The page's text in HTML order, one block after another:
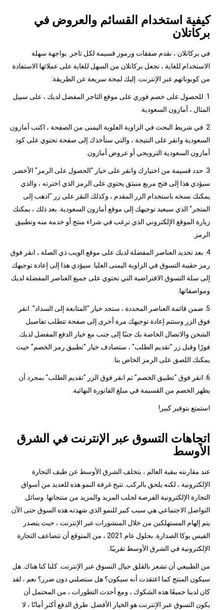
كيفية استخدام القسائم والعروض في
بركاتلان
في بركاتلان ، نقدم صفقات ورموز قسيمة لكل تاجر. بواجهة سهلة
الاستخدام للغاية ، تجعل بركاتلان من السهل للغاية على عملائها الاستفادة
من كوبوناتهم عبر الإنترنت. إليك لمحة سريعة عن الطريقة:
1. للحصول على خصم فوري على موقع التاجر المفضل لديك ، على سبيل
المثال ، أمازون السعودية
2. في شريط البحث في الزاوية العلوية اليمنى من الصفحة ، اكتب أمازون
السعودية وانقر على النتيجة ، والتي ستأخذك إلى صفحة تحتوي على كود
أمازون السعودية الترويجي أو عروض أمازون.
3. حدد قسيمة من اختيارك وانقر على خيار "الحصول على الرمز" الأخضر.
سيؤدي هذا إلى فتح مربع منبثق يحتوي على الرمز الذي اخترته ، والذي
يمكنك نسخه باستخدام الزر المقدم ، وكذلك النقر على زر "اذهب إلى
المتجر" الذي سيعيد توجيهك إلى موقع أمازون السعودية. بعد ذلك ، يمكنك
زيارة الموقع الإلكتروني الذي ترغب في شراء منتج أو خدمة منه وتطبيق
الرمز.
4. بعد تحديد العناصر المفضلة لديك على موقع الويب ذي الصلة ، انقر فوق
رمز حقيبة التسوق في الزاوية اليمنى العليا. سيؤدي هذا إلى إعادة توجيهك
إلى سلة التسوق الافتراضية التي تحتوي على جميع العناصر المفضلة لديك
ومواصفاتها.
5. ضمن قائمة العناصر المحددة ، ستجد خيار "المتابعة إلى السداد". انقر
فوق الزر وستتم إعادة توجيهك مرة أخرى إلى صفحة تتطلب تفاصيل
الشحن والاتصال الخاصة بك جنبًا إلى جنب مع خيار الدفع المفضل لديك.
فورًا وقبل زر "تقديم الطلب" ، ستصادف خيار "تطبيق رمز الخصم" حيث
يمكنك اللصق على الرمز الخاص بنا.
6. انقر فوق "تطبيق الخصم" ثم انقر فوق الزر "تقديم الطلب" بمجرد أن
يظهر الخصم من القسيمة في مبلغ الفاتورة النهائية.
استمتع بتوفير كبير!
اتجاهات التسوق عبر الإنترنت في الشرق
الأوسط
عند مقارنته ببقية العالم ، يتخلف الشرق الأوسط عن طيف التجارة
الإلكترونية ، لكنه يلحق بالركب. تتيح غرفة النمو هذه للعديد من أسواق
التجارة الإلكترونية الفرصة لجلب المزيد والمزيد من منتجاتها. وسائل
التواصل الاجتماعي هي سبب كبير للنمو الذي شهدته هذه السوق حتى الآن.
يتم إلهام المستهلكين من خلال المنشورات عبر الإنترنت ، حيث يتصدر
الفيس بوكا الصدارة. بحلول عام 2021 ، من المتوقع أن تتضاعف التجارة
الإلكترونية في الشرق الأوسط تقريبًا.
من الطبيعي أن تشعر بالقلق حيال التسوق عبر الإنترنت. كلنا كنا هناك. هل
سيكون المنتج كما اعتقدت أنه سيكون؟ هل ستصلني دون ضرر؟ نعم ، لقد
كان لدينا جميعًا هذه الشكوك ، ومع أحدث التطورات ، من المحتمل أن
يكون التسوق عبر الإنترنت هو الخيار الأفضل. طرق الدفع أكثر أمانًا ، لا